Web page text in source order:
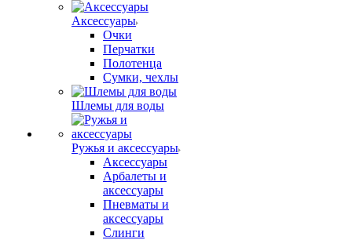
Аксессуары
Очки
Перчатки
Полотенца
Сумки, чехлы
Шлемы для воды
Ружья и аксессуары
Аксессуары
Арбалеты и
аксессуары
Пневматы и
аксессуары
Слинги